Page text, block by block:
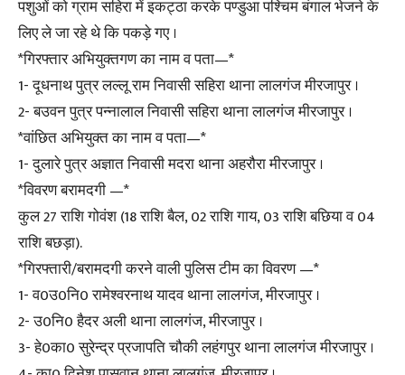
पशुओं को ग्राम सहिरा में इकट्ठा करके पण्डुआ पश्चिम बंगाल भेजने के
लिए ले जा रहे थे कि पकड़े गए ।
*गिरफ्तार अभियुक्तगण का नाम व पता—*
1- दूधनाथ पुत्र लल्लू राम निवासी सहिरा थाना लालगंज मीरजापुर ।
2- बउवन पुत्र पन्नालाल निवासी सहिरा थाना लालगंज मीरजापुर ।
*वांछित अभियुक्त का नाम व पता—*
1- दुलारे पुत्र अज्ञात निवासी मदरा थाना अहरौरा मीरजापुर ।
*विवरण बरामदगी —*
कुल 27 राशि गोवंश (18 राशि बैल, 02 राशि गाय, 03 राशि बछिया व 04
राशि बछड़ा).
*गिरफ्तारी/बरामदगी करने वाली पुलिस टीम का विवरण —*
1- व0उ0नि0 रामेश्वरनाथ यादव थाना लालगंज, मीरजापुर ।
2- उ0नि0 हैदर अली थाना लालगंज, मीरजापुर ।
3- हे0का0 सुरेन्द्र प्रजापति चौकी लहंगपुर थाना लालगंज मीरजापुर ।